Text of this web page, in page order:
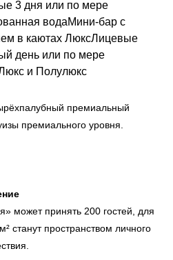
премиальный
премиального уровня.
может принять 200 гостей, для
станут пространством личного
3 дня или по мере
водаМини-бар с
в каютах ЛюксЛицевые
день или по мере
и Полулюкс